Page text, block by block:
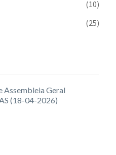
(10)
(25)
Assembleia Geral
(18-04-2026)